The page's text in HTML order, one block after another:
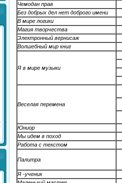
Чемодан прав
Без добрых дел нет доброго имени
В мире логики
Магия творчества
Электронный вернисаж
Волшебный мир книг
Я в мире музыки
Веселая перемена
Юниор
Мы идем в поход
Работа с текстом
Палитра
Я -ученик